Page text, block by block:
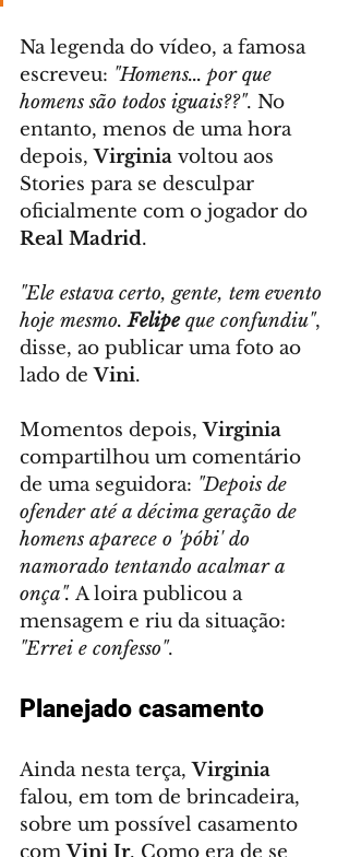
Na legenda do vídeo, a famosa
escreveu: "Homens... por que
homens são todos iguais??". No
entanto, menos de uma hora
depois, Virginia voltou aos
Stories para se desculpar
oficialmente com o jogador do
Real Madrid.
"Ele estava certo, gente, tem evento
hoje mesmo. Felipe que confundiu",
disse, ao publicar uma foto ao
lado de Vini.
Momentos depois, Virginia
compartilhou um comentário
de uma seguidora: "Depois de
ofender até a décima geração de
homens aparece o 'póbi' do
namorado tentando acalmar a
onça". A loira publicou a
mensagem e riu da situação:
"Errei e confesso".
Planejado casamento
Ainda nesta terça, Virginia
falou, em tom de brincadeira,
sobre um possível casamento
com Vini Jr. Como era de se